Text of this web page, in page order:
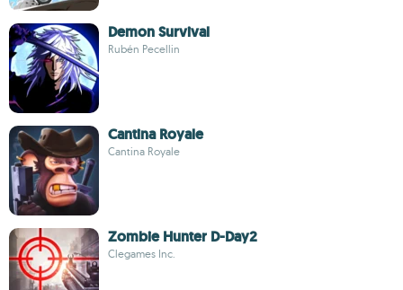
Demon Survival
Rubén Pecellin
Cantina Royale
Cantina Royale
Zombie Hunter D-Day2
Clegames Inc.